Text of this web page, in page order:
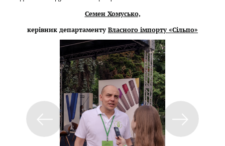
Семен Хомусько,
керівник департаменту Власного імпорту «Сільпо»